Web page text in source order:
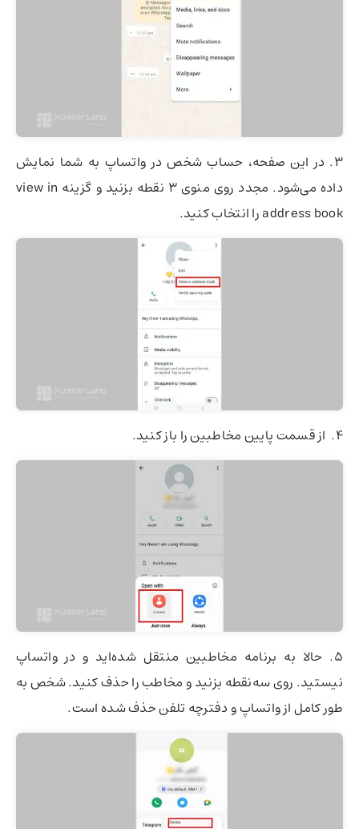
۳. در این صفحه، حساب شخص در واتساپ به شما نمایش
داده می‌شود. مجدد روی منوی ۳ نقطه بزنید و گزینه view in
address book را انتخاب کنید.
۴. از قسمت پایین مخاطبین را باز کنید.
۵. حالا به برنامه مخاطبین منتقل شده‌اید و در واتساپ
نیستید. روی سه‌نقطه بزنید و مخاطب را حذف کنید. شخص به
طور کامل از واتساپ و دفترچه تلفن حذف شده است.